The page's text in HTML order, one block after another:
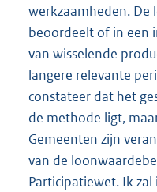
werkzaamheden. De
beoordeelt of in een
van wisselende
langere relevante
constateer dat het
de methode ligt,
Gemeenten zijn
van de
Participatiewet. Ik